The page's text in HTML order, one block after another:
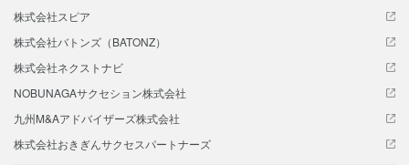
株式会社スピア
株式会社バトンズ（BATONZ）
株式会社ネクストナビ
NOBUNAGAサクセション株式会社
九州M&Aアドバイザーズ株式会社
株式会社おきぎんサクセスパートナーズ